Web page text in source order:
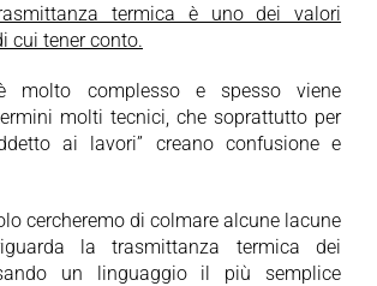
termica è uno dei valori
cui tener conto.
è molto complesso e spesso viene
molti tecnici, che soprattutto per
ai lavori” creano confusione e
cercheremo di colmare alcune lacune
la trasmittanza termica dei
un linguaggio il più semplice